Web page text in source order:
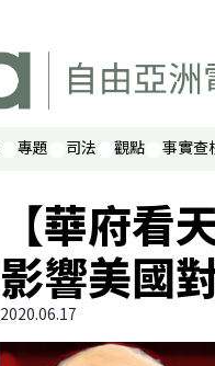
專題 司法 觀點 事實查
【華府
影響美國
2020.06.17